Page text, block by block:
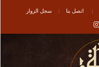
اتصل بنا سجل الزوار